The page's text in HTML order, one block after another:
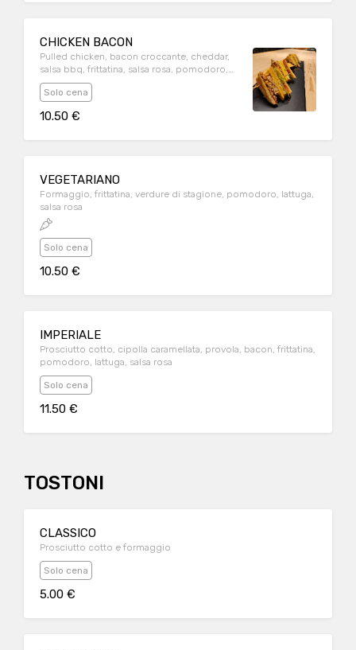
CHICKEN BACON
Pulled chicken, bacon croccante, cheddar,
salsa bbq, frittatina, salsa rosa, pomodoro,
lattuga
Solo cena
10.50 €
VEGETARIANO
Formaggio, frittatina, verdure di stagione, pomodoro, lattuga,
salsa rosa
Solo cena
10.50 €
IMPERIALE
Prosciutto cotto, cipolla caramellata, provola, bacon, frittatina,
pomodoro, lattuga, salsa rosa
Solo cena
11.50 €
TOSTONI
CLASSICO
Prosciutto cotto e formaggio
Solo cena
5.00 €